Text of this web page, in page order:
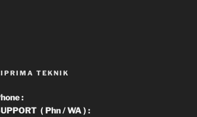
TEKNIK
:
( Phn / WA ) :